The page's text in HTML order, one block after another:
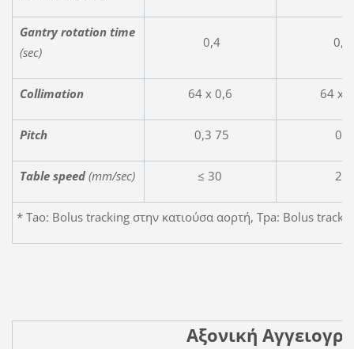
Gantry rotation time
(sec)
0,4 0,4
Collimation 64 x 0,6 64 x
Pitch 0,3 75 0,2
Table speed(mm/sec) ≤ 30 20
* Tao: Bolus tracking στην κατιούσα αορτή, Tpa: Bolus
Αξονική